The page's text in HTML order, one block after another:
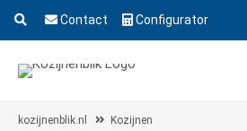
Contact Configurator
kozijnenblik.nl Kozijnen